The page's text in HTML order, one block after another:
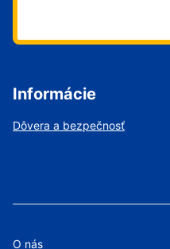
Informácie
Dôvera a bezpečnosť
O nás